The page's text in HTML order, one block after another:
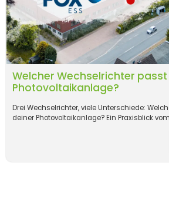
Welcher Wechselrichter
Photovoltaikanlage?
Drei Wechselrichter, viele Unterschiede:
deiner Photovoltaikanlage? Ein Praxisblick